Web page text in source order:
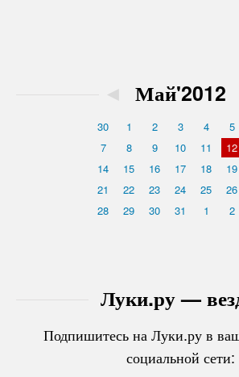
Луки.ру —
Подпишитесь на Луки.ру в
социальной сети:
◄ Май'2012
30 1 2 3 4 5
7
8 9 10 11 12
14
15 16 17 18 19
21
22 23 24 25 26
28
29 30 31 1 2